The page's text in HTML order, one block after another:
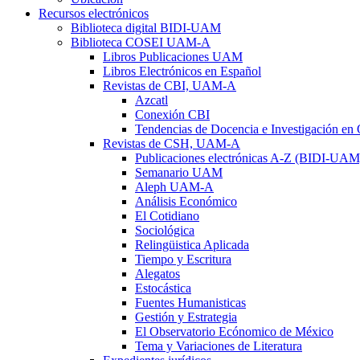
Recursos electrónicos
Biblioteca digital BIDI-UAM
Biblioteca COSEI UAM-A
Libros Publicaciones UAM
Libros Electrónicos en Español
Revistas de CBI, UAM-A
Azcatl
Conexión CBI
Tendencias de Docencia e Investigación en
Revistas de CSH, UAM-A
Publicaciones electrónicas A-Z (BIDI-
Semanario UAM
Aleph UAM-A
Análisis Económico
El Cotidiano
Sociológica
Relingüistica Aplicada
Tiempo y Escritura
Alegatos
Estocástica
Fuentes Humanisticas
Gestión y Estrategia
El Observatorio Ecónomico de México
Tema y Variaciones de Literatura